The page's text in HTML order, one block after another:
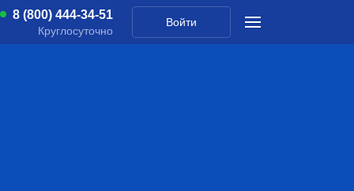
8 (800) 444-34-51
Круглосуточно
Войти